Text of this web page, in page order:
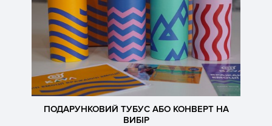
ПОДАРУНКОВИЙ ТУБУС АБО КОНВЕРТ НА
ВИБІР